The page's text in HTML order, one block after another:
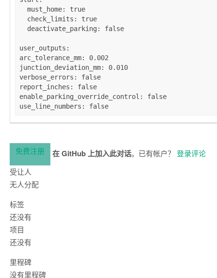
must_home: true
check_limits : true
deactivate_parking : false
user_outputs
arc_tolerance_mm: 0.002
junction_deviation_mm: 0.010
verbose_errors : false
report_inches : false
enable_parking_override_control : false
use_line_numbers : false
免费注册 在 GitHub 上加入此对话。已有帐户？ 登录评论
受让人
无人分配
标签
还没有
项目
还没有
里程碑
没有里程碑